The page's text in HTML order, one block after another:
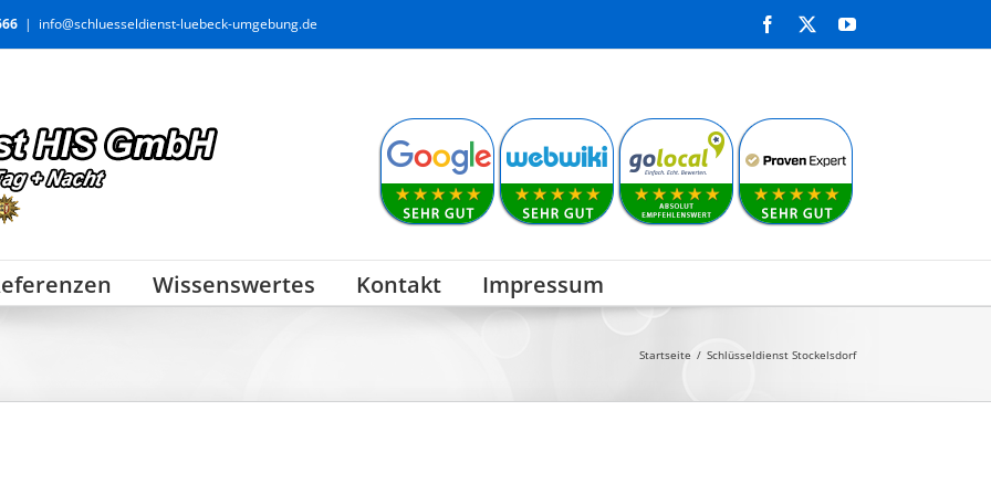
| info@schluesseldienst-luebeck-umgebung.de Facebook YouTube
Wissenswertes Kontakt Impressum
Startseite Schlüsseldienst Stockelsdorf